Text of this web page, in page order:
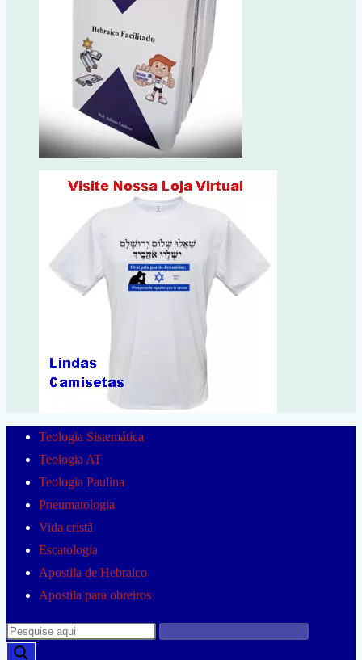
Teologia Sistemática
Teologia AT
Teologia Paulina
Pneumatologia
Vida cristã
Escatologia
Apostila de Hebraico
Apostila para obreiros